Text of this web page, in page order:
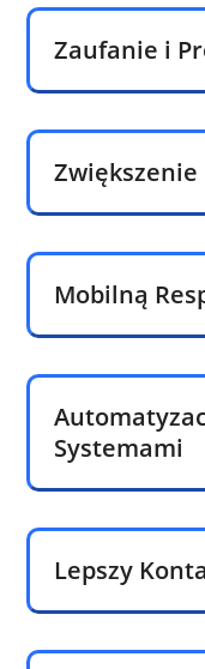
Zaufanie i
Mobilną
Systemami
Lepszy